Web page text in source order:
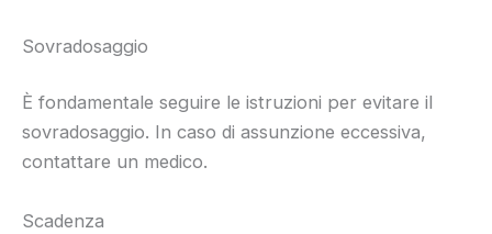
Sovradosaggio
È fondamentale seguire le istruzioni per evitare il
sovradosaggio. In caso di assunzione eccessiva,
contattare un medico.
Scadenza